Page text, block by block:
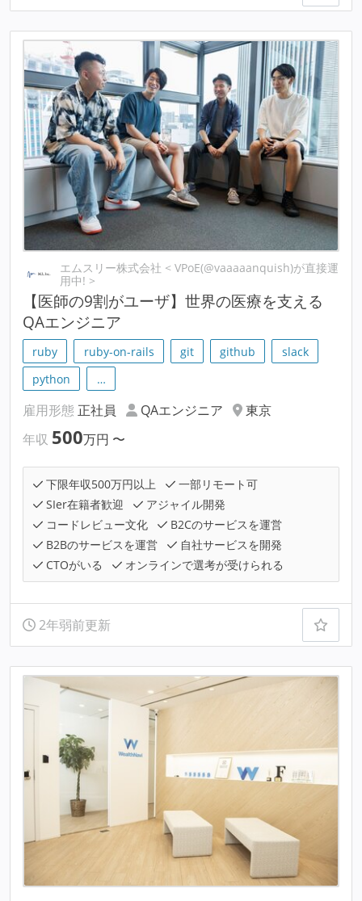
エムスリー株式会社 < VPoE(@vaaaaanquish)が直接運
用中! >
【医師の9割がユーザ】世界の医療を支える
QAエンジニア
ruby ruby-on-rails git github
slack
python
…
雇用形態 正社員 QAエンジニア
東京
年収 500万円 〜
下限年収500万円以上
一部リモート可
SIer在籍者歓迎
アジャイル開発
コードレビュー文化
B2Cのサービスを運営
B2Bのサービスを運営
自社サービスを開発
CTOがいる
オンラインで選考が受けられる
2年弱前更新